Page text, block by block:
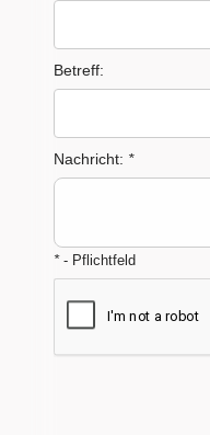
Betreff:
Nachricht: *
*- Pflichtfeld